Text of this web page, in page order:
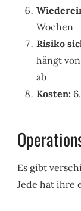
Wochen
Risiko
hängt
ab
Kosten:
Es gibt
Jede hat ihre